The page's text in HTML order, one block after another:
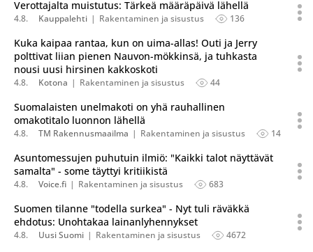
Verottajalta muistutus: Tärkeä määräpäivä lähellä
4.8. Kauppalehti Rakentaminen ja sisustus 136
Kuka kaipaa rantaa, kun on uima-allas! Outi ja Jerry
polttivat liian pienen Nauvon-mökkinsä, ja tuhkasta
nousi uusi hirsinen kakkoskoti
4.8. Kotona Rakentaminen ja sisustus 44
Suomalaisten unelmakoti on yhä rauhallinen
omakotitalo luonnon lähellä
4.8. TM Rakennusmaailma Rakentaminen ja sisustus 14
Asuntomessujen puhutuin ilmiö: "Kaikki talot näyttävät
samalta" - some täyttyi kritiikistä
4.8. Voice.fi Rakentaminen ja sisustus 683
Suomen tilanne "todella surkea" - Nyt tuli räväkkä
ehdotus: Unohtakaa lainanlyhennykset
4.8. Uusi Suomi Rakentaminen ja sisustus 4672